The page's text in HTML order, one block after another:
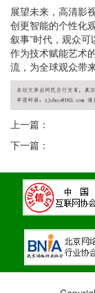
展望未来，高清影
创更智能的个性化
叙事”时代，观众
作为技术赋能艺术
流，为全球观众带
上一篇：
下一篇：